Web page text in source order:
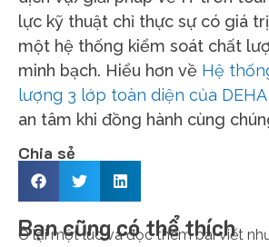
lực kỹ thuật chỉ thực sự có giá
một hệ thống kiểm soát chất
minh bạch. Hiểu hơn về Hệ
lượng 3 lớp toàn diện của DEHA
an tâm khi đồng hành cùng
Chia sẻ
Bạn cũng có thể thích
Ở lại một lúc và đọc thêm bài viết